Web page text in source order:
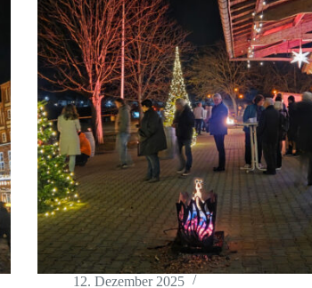
12. Dezember 2025